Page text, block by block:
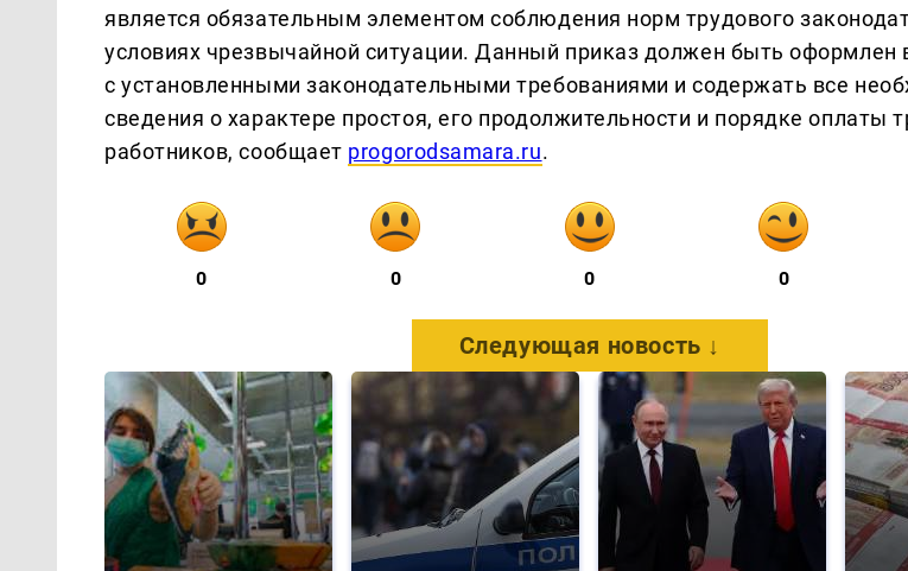
является обязательным элементом соблюдения норм трудового
условиях чрезвычайной ситуации. Данный приказ должен быть оформлен
с установленными законодательными требованиями и содержать все
сведения о характере простоя, его продолжительности и порядке оплаты
работников, сообщает progorodsamara.ru.
0 0 0 0
Следующая новость ↓